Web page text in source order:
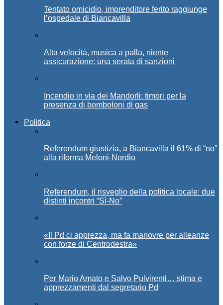
Tentato omicidio, imprenditore ferito raggiunge
l’ospedale di Biancavilla
Alta velocità, musica a palla, niente
assicurazione: una serata di sanzioni
Incendio in via dei Mandorli: timori per la
presenza di bomboloni di gas
Politica
Referendum giustizia, a Biancavilla il 61% di “no”
alla riforma Meloni-Nordio
Referendum, il risveglio della politica locale: due
distinti incontri “Sì-No”
«Il Pd ci apprezza, ma fa manovre per alleanze
con forze di Centrodestra»
Per Mario Amato e Salvo Pulvirenti… stima e
apprezzamenti dal segretario Pd